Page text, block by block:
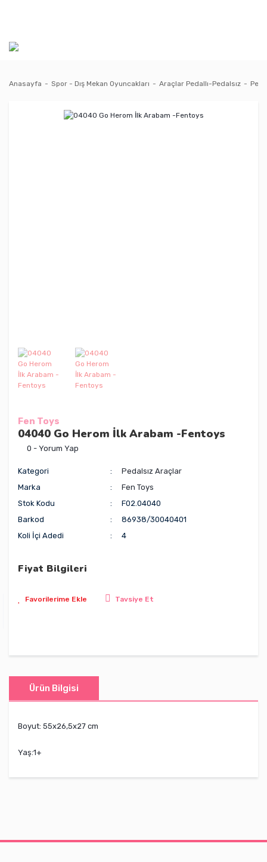
Anasayfa Spor - Dış Mekan Oyuncakları Araçlar Pedallı-Pedalsız
Fen Toys
04040 Go Herom İlk Arabam -Fentoys
0 - Yorum Yap
Kategori
Pedalsız Araçlar
Marka
Fen Toys
Stok Kodu
F02.04040
Barkod
86938/30040401
Koli İçi Adedi
4
Fiyat Bilgileri
Tavsiye Et
Ürün Bilgisi
Boyut: 55x26,5x27 cm
Yaş:1+